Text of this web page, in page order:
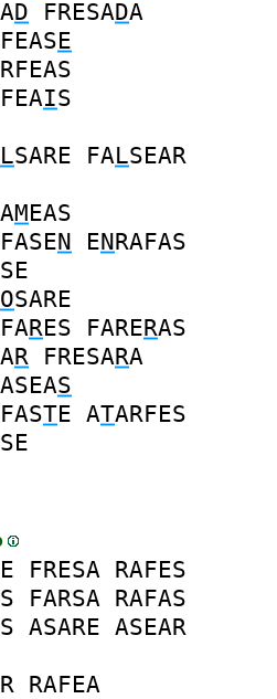
D FRESADA
E
IS
LSARE FALSEAR
MEAS
N ENRAFAS
OSARE
RES FARERAS
R FRESARA
S
TE ATARFES
FRESA RAFES
FARSA RAFAS
ASARE ASEAR
RAFEA